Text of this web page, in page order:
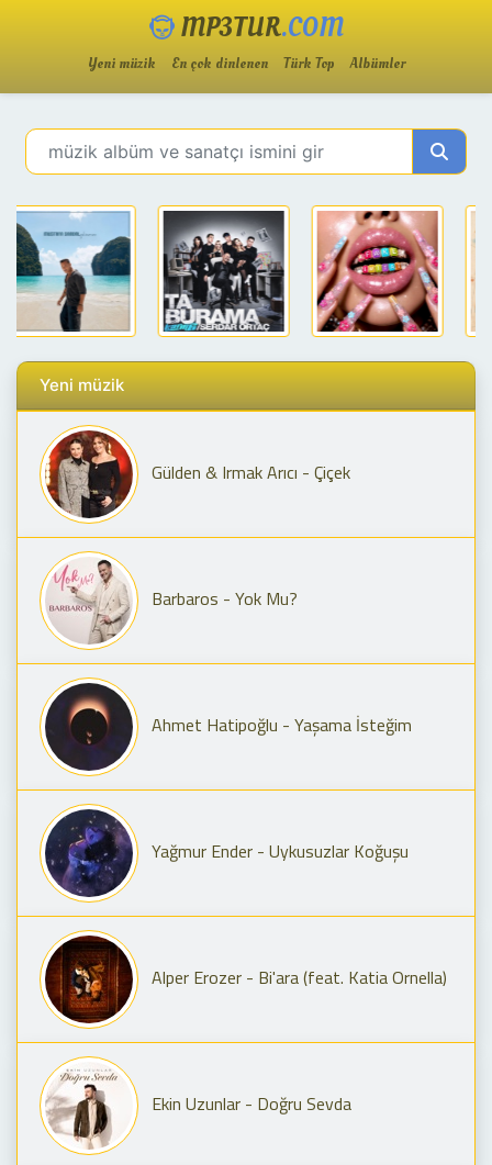
MP3TUR.COM
Yeni müzik En çok dinlenen Türk Top Albümler
Yeni müzik
Gülden & Irmak Arıcı - Çiçek
Barbaros - Yok Mu?
Ahmet Hatipoğlu - Yaşama İsteğim
Yağmur Ender - Uykusuzlar Koğuşu
Alper Erozer - Bi'ara (feat. Katia Ornella)
Ekin Uzunlar - Doğru Sevda